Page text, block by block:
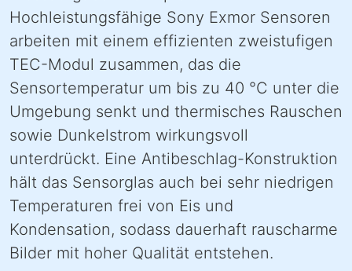
Hochleistungsfähige Sony Exmor Sensoren
arbeiten mit einem effizienten zweistufigen
TEC-Modul zusammen, das die
Sensortemperatur um bis zu 40 °C unter die
Umgebung senkt und thermisches Rauschen
sowie Dunkelstrom wirkungsvoll
unterdrückt. Eine Antibeschlag-Konstruktion
hält das Sensorglas auch bei sehr niedrigen
Temperaturen frei von Eis und
Kondensation, sodass dauerhaft rauscharme
Bilder mit hoher Qualität entstehen.